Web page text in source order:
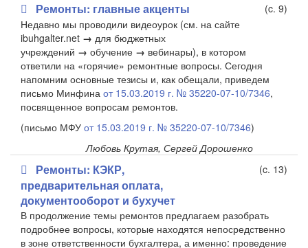
Ремонты: главные акценты
(c. 9)
Недавно мы проводили видеоурок (см. на сайте
ibuhgalter.net → для бюджетных
учреждений → обучение → вебинары), в котором
ответили на «горячие» ремонтные вопросы. Сегодня
напомним основные тезисы и, как обещали, приведем
письмо Минфина от 15.03.2019 г. № 35220-07-10/7346,
посвященное вопросам ремонтов.
(письмо МФУ от 15.03.2019 г. № 35220-07-10/7346)
Любовь Крутая, Сергей Дорошенко
Ремонты: КЭКР,
предварительная оплата,
документооборот и бухучет
(c. 13)
В продолжение темы ремонтов предлагаем разобрать
подробнее вопросы, которые находятся непосредственно
в зоне ответственности бухгалтера, а именно: проведение